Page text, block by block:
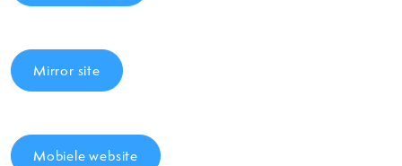
Mirror site
Mobiele website